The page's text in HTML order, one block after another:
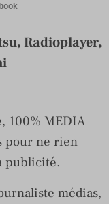
Radioplayer,
100% MEDIA
pour ne rien
publicité.
médias,